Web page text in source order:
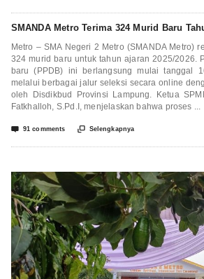
SMANDA Metro Terima 324 Murid Baru
Metro – SMA Negeri 2 Metro (SMANDA Metro)
324 murid baru untuk tahun ajaran 2025/2026.
baru (PPDB) ini berlangsung mulai tanggal
melalui berbagai jalur seleksi secara online
oleh Disdikbud Provinsi Lampung. Ketua
Fatkhalloh, S.Pd.I, menjelaskan bahwa proses ...
 91 comments  Selengkapnya